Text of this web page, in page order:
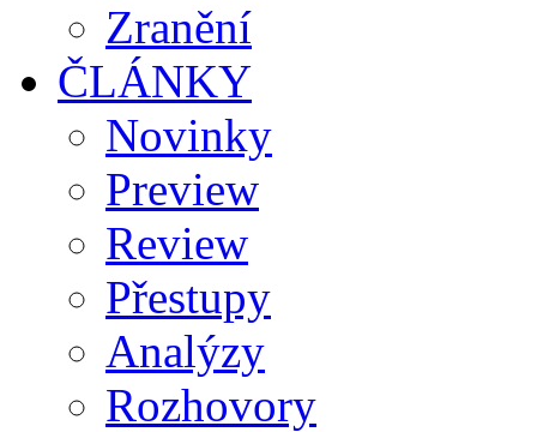
Zranění
ČLÁNKY
Novinky
Preview
Review
Přestupy
Analýzy
Rozhovory